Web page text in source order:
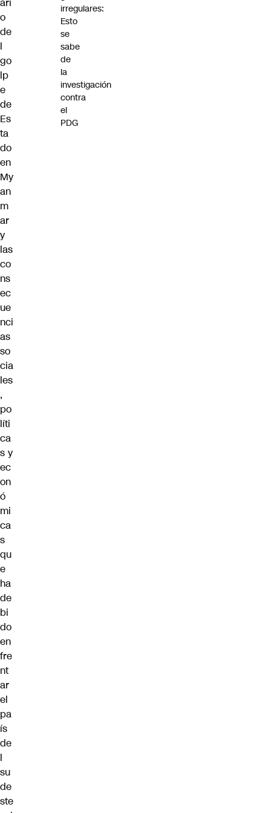
o
de
l
go
lp
e
de
Es
ta
do
en
My
an
m
ar
y
las
co
ns
ec
ue
nci
as
so
cia
les
,
po
líti
ca
s y
ec
on
ó
mi
ca
s
qu
e
ha
de
bi
do
en
fre
nt
ar
el
pa
ís
de
l
su
de
ste
irregulares:
Esto
se
sabe
de
la
investigación
contra
el
PDG